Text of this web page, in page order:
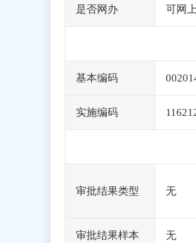
是否网办 可网
基本编码
实施编码
审批结果类型 无
审批结果样本 无